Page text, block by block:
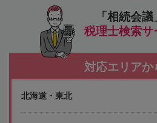
「相続会
税理士検索サ
対応エリアか
北海道・東北